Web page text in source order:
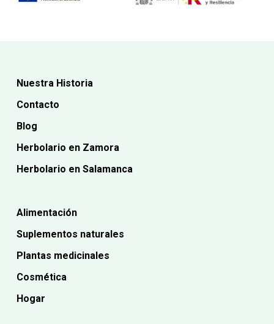
Nuestra Historia
Contacto
Blog
Herbolario en Zamora
Herbolario en Salamanca
Alimentación
Suplementos naturales
Plantas medicinales
Cosmética
Hogar